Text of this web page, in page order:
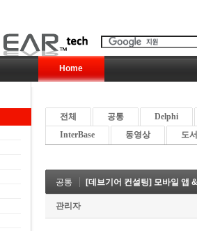
Home
전체 공통
Delphi
InterBase
동영상 도
공통 [데브기어 컨설팅] 모바일 앱
관리자